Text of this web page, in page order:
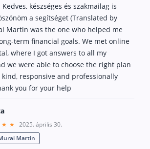
készséges és szakmailag is
a segítséget (Translated by
Martin was the one who helped me
term financial goals. We met online
where I got answers to all my
we were able to choose the right plan
kind, responsive and professionally
you for your help
2025. április 30.
Martin